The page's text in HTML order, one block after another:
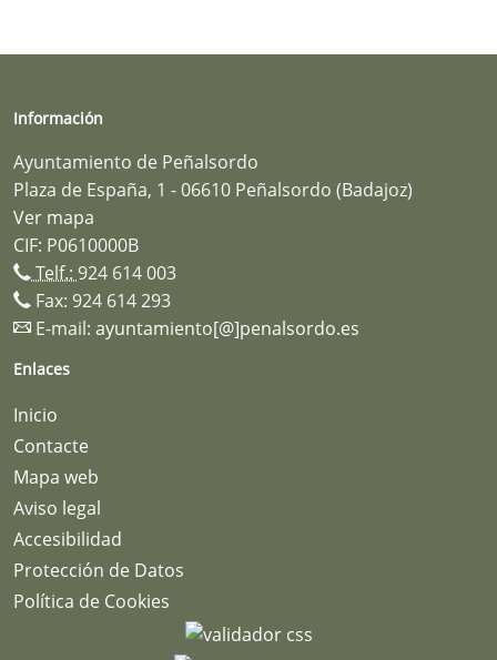
Información
Ayuntamiento de Peñalsordo
Plaza de España, 1 - 06610 Peñalsordo (Badajoz)
Ver mapa
CIF: P0610000B
Telf.: 924 614 003
Fax: 924 614 293
E-mail: ayuntamiento[@]penalsordo.es
Enlaces
Inicio
Contacte
Mapa web
Aviso legal
Accesibilidad
Protección de Datos
Política de Cookies